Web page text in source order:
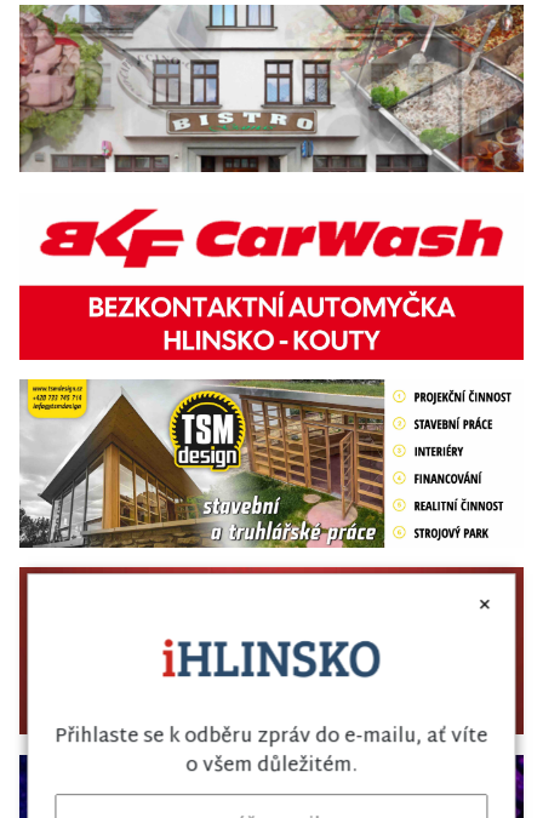
×
Přihlaste se k odběru zpráv do e-mailu, ať víte
o všem důležitém.